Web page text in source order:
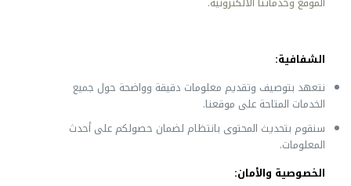
الشفافية:
نتعهد بتوصيف وتقديم معلومات دقيقة وواضحة حول جميع
الخدمات المتاحة على موقعنا.
سنقوم بتحديث المحتوى بانتظام لضمان حصولكم على أحدث
المعلومات.
الخصوصية والأمان: